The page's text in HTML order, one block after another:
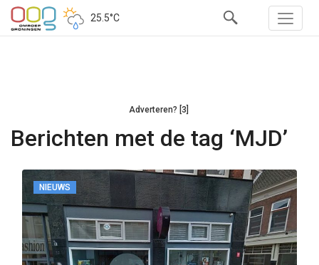
25.5°C
Adverteren? [3]
Berichten met de tag ‘MJD’
NIEUWS